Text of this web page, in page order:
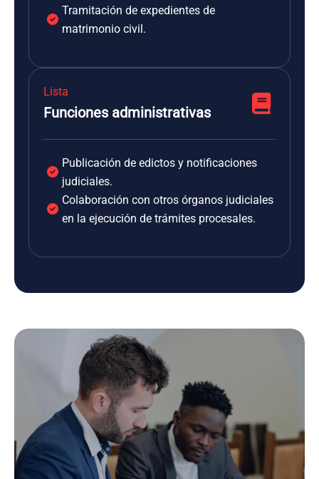
Tramitación de expedientes de
matrimonio civil.
Lista
Funciones administrativas
Publicación de edictos y notificaciones
judiciales.
Colaboración con otros órganos judiciales
en la ejecución de trámites procesales.